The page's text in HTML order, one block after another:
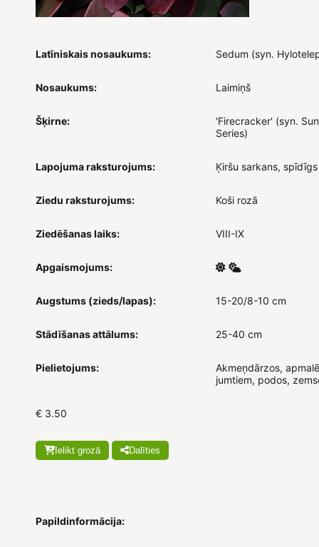
Latīniskais nosaukums: Sedum (syn.
Nosaukums: Laimiņš
Šķirne:
'Firecracker' (syn.
Series)
Lapojuma raksturojums: Ķiršu sarkans, spīdīgs
Ziedu raksturojums: Koši rozā
Ziedēšanas laiks: VIII-IX
Apgaismojums:
Augstums (zieds/lapas): 15-20/8-10 cm
Stādīšanas attālums: 25-40 cm
Pielietojums:
Akmeņdārzos,
jumtiem, podos,
€ 3.50
Ielikt grozā Dalīties
Papildinformācija: